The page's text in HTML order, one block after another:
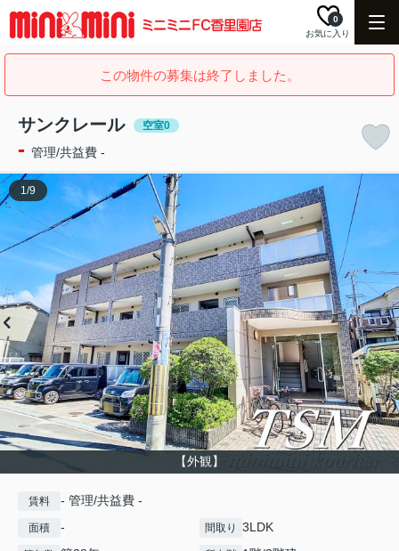
お気に入り
0
この物件の募集は終了しました。
サンクレール 空室0
- 管理/共益費 -
【外観】
1/9
賃料 - 管理/共益費 -
面積 - 間取り 3LDK